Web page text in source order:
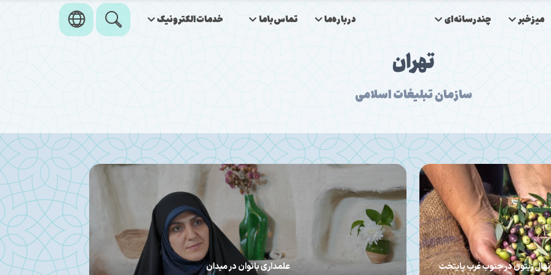
میزخبر چندرسانه‌ای درباره‌ما تماس‌باما خدمات‌الکترونیک
تهران
سازمان تبلیغات اسلامی
مسئول قرارگاه مردمی روح‌الله از فعالیت‌‌ موکب‌ها و گروه‌های جهادی و مردمی در دوران
مدیر تبلیغ